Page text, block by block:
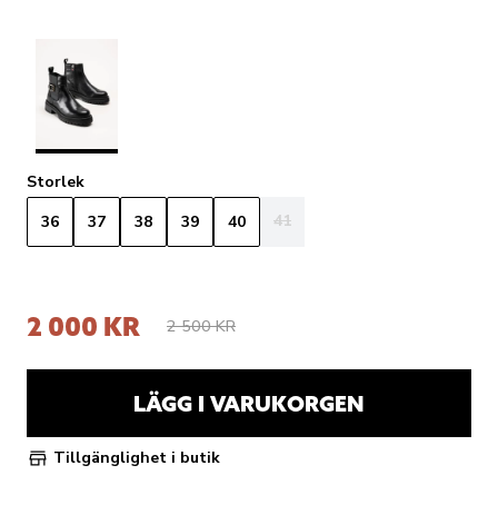
Storlek
36
37 38 39 40 41
2 000 KR 2 500 KR
LÄGG I VARUKORGEN
Tillgänglighet i butik